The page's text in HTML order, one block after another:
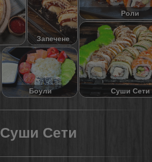
Запечене
Роли
Боули Суши Сети
Суши Сети